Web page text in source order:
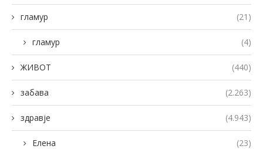
гламур (21)
гламур (4)
ЖИВОТ (440)
забава (2.263)
здравје (4.943)
Елена (23)